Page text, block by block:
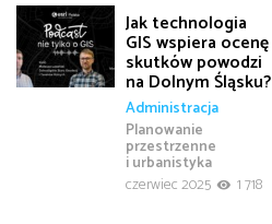
Jak technologia
GIS wspiera ocenę
skutków powodzi
na Dolnym Śląsku?
Administracja
Planowanie
przestrzenne
i urbanistyka
czerwiec 2025
1 718